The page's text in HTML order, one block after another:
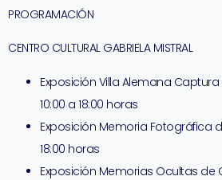
PROGRAMACIÓN
CENTRO CULTURAL GABRIELA MISTRAL
Exposición Villa Alemana
10:00 a 18:00 horas
Exposición Memoria Fotográfica
18:00 horas
Exposición Memorias Ocultas de